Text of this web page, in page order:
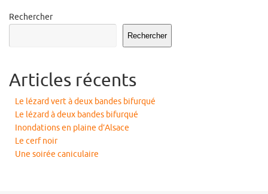
Rechercher
Rechercher
Articles récents
Le lézard vert à deux bandes bifurqué
Le lézard à deux bandes bifurqué
Inondations en plaine d’Alsace
Le cerf noir
Une soirée caniculaire